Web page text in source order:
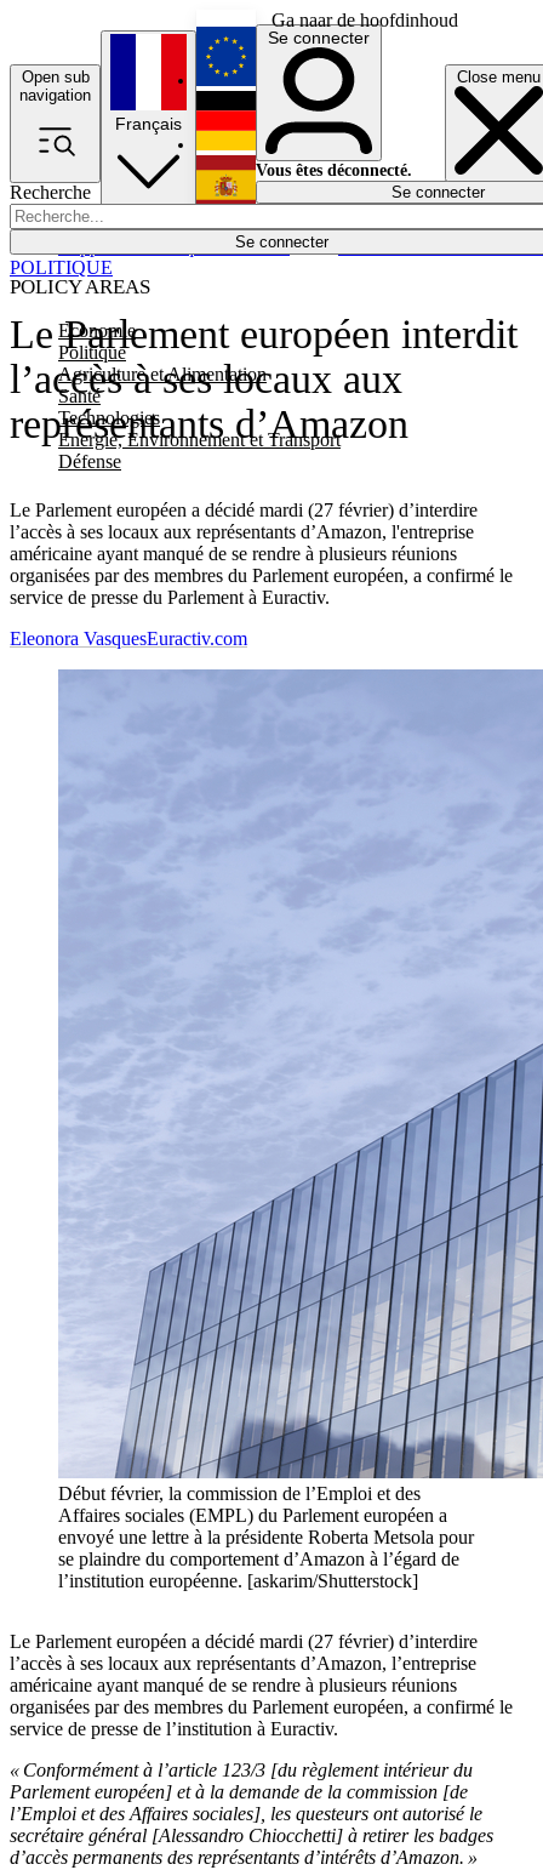
Ga naar de hoofdinhoud
Open sub
navigation
Close menu
Recherche
Se connecter
POLICY AREAS
Economie
Politique
Agriculture et Alimentation
Santé
Technologies
Energie, Environnement et Transport
Défense
Économie
Français
English
Deutsch
Español
Se connecter
Vous êtes déconnecté.
Se connecter
Le Parlement européen interdit
l’accès à ses locaux aux
représentants d’Amazon
Le Parlement européen a décidé mardi (27 février) d’interdire
l’accès à ses locaux aux représentants d’Amazon, l'entreprise
américaine ayant manqué de se rendre à plusieurs réunions
organisées par des membres du Parlement européen, a confirmé le
service de presse du Parlement à Euractiv.
POLITIQUE
Eleonora VasquesEuractiv.com
Début février, la commission de l’Emploi et des
Affaires sociales (EMPL) du Parlement européen a
envoyé une lettre à la présidente Roberta Metsola pour
se plaindre du comportement d’Amazon à l’égard de
l’institution européenne. [askarim/Shutterstock]
Le Parlement européen a décidé mardi (27 février) d’interdire
l’accès à ses locaux aux représentants d’Amazon, l’entreprise
américaine ayant manqué de se rendre à plusieurs réunions
organisées par des membres du Parlement européen, a confirmé le
service de presse de l’institution à Euractiv.
« Conformément à l’article 123/3 [du règlement intérieur du
Parlement européen] et à la demande de la commission [de
l’Emploi et des Affaires sociales], les questeurs ont autorisé le
secrétaire général [Alessandro Chiocchetti] à retirer les badges
d’accès permanents des représentants d’intérêts d’Amazon. »